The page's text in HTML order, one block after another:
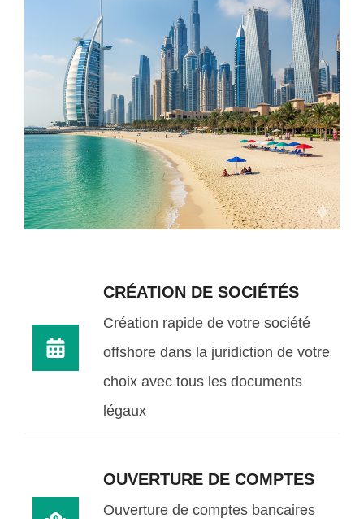
CRÉATION DE SOCIÉTÉS
Création rapide de votre société
offshore dans la juridiction de votre
choix avec tous les documents
légaux
OUVERTURE DE COMPTES
Ouverture de comptes bancaires